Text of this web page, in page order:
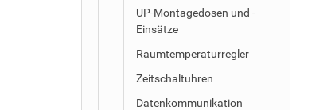
UP-Montagedosen und -
Einsätze
Raumtemperaturregler
Zeitschaltuhren
Datenkommunikation